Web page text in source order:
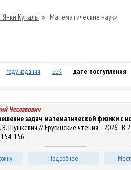
Янки Купалы » Математические науки
году издания ББК дате поступления
Чеславович
задач математической физики с
В. Шушкевич // Еругинские чтения - 2026 .
156.
Подробнее